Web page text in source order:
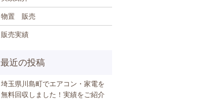
物置 販売
販売実績
埼玉県川島町でエアコン・家電を
無料回収しました！実績をご紹介